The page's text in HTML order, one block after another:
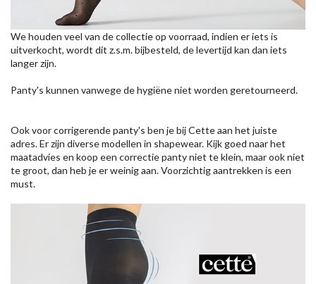
We houden veel van de collectie op voorraad, indien er iets is
uitverkocht, wordt dit z.s.m. bijbesteld, de levertijd kan dan iets
langer zijn.
Panty's kunnen vanwege de hygiëne niet worden geretourneerd.
Ook voor corrigerende panty's ben je bij Cette aan het juiste
adres. Er zijn diverse modellen in shapewear. Kijk goed naar het
maatadvies en koop een correctie panty niet te klein, maar ook niet
te groot, dan heb je er weinig aan. Voorzichtig aantrekken is een
must.